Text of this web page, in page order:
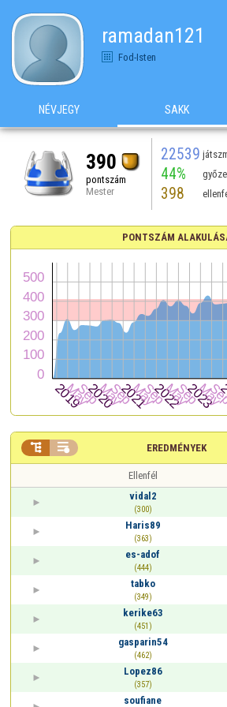
ramadan121
Fod-Isten
NÉVJEGY SAKK
390
pontszám
Mester
22539
44%
398
PONTSZÁM
EREDMÉNYEK
 
Ellenfél
vidal2
(300)
Haris89
(363)
es-adof
(444)
tabko
(349)
kerike63
(451)
gasparin54
(462)
Lopez86
(357)
soufiane